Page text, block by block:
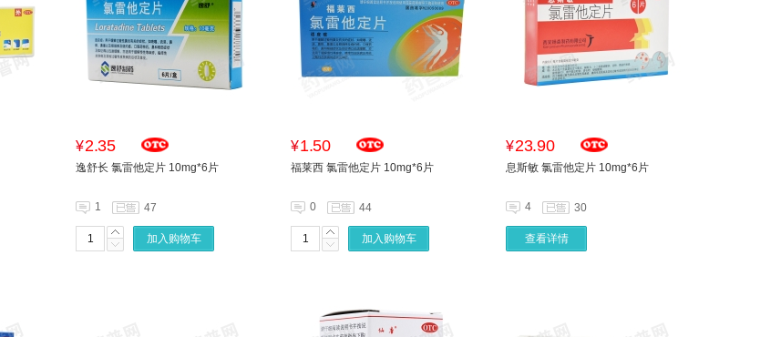
¥2.35
逸舒长 氯雷他定片 10mg*6片
1 47
加入购物车
¥1.50
福莱西 氯雷他定片 10mg*6片
0 44
加入购物车
¥23.90
息斯敏 氯雷他定片 10mg*6片
4 30
查看详情